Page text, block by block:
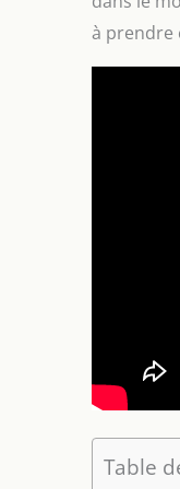
à prendre
Table